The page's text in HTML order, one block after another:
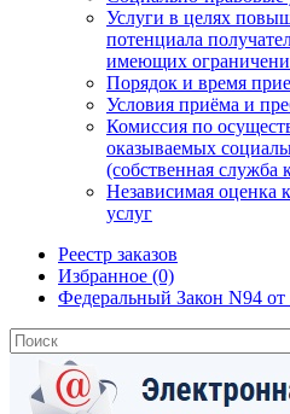
Услуги в целях
потенциала
имеющих
Порядок и время
Условия приёма и
Комиссия по
оказываемых
(собственная служба
Независимая оценка
услуг
Реестр заказов
Избранное (0)
Федеральный Закон N94 от